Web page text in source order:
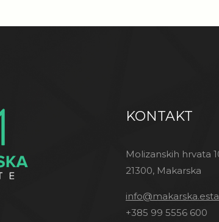
KONTAKT
Molizanskih hrvata
21300, Makarska
+385 99 5556 600